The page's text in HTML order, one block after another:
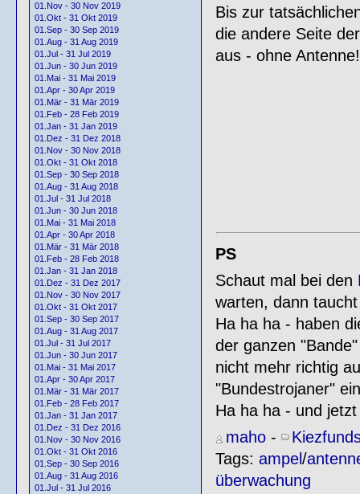
01.Nov - 30 Nov 2019
01.Okt - 31 Okt 2019
01.Sep - 30 Sep 2019
01.Aug - 31 Aug 2019
01.Jul - 31 Jul 2019
01.Jun - 30 Jun 2019
01.Mai - 31 Mai 2019
01.Apr - 30 Apr 2019
01.Mär - 31 Mär 2019
01.Feb - 28 Feb 2019
01.Jan - 31 Jan 2019
01.Dez - 31 Dez 2018
01.Nov - 30 Nov 2018
01.Okt - 31 Okt 2018
01.Sep - 30 Sep 2018
01.Aug - 31 Aug 2018
01.Jul - 31 Jul 2018
01.Jun - 30 Jun 2018
01.Mai - 31 Mai 2018
01.Apr - 30 Apr 2018
01.Mär - 31 Mär 2018
01.Feb - 28 Feb 2018
01.Jan - 31 Jan 2018
01.Dez - 31 Dez 2017
01.Nov - 30 Nov 2017
01.Okt - 31 Okt 2017
01.Sep - 30 Sep 2017
01.Aug - 31 Aug 2017
01.Jul - 31 Jul 2017
01.Jun - 30 Jun 2017
01.Mai - 31 Mai 2017
01.Apr - 30 Apr 2017
01.Mär - 31 Mär 2017
01.Feb - 28 Feb 2017
01.Jan - 31 Jan 2017
01.Dez - 31 Dez 2016
01.Nov - 30 Nov 2016
01.Okt - 31 Okt 2016
01.Sep - 30 Sep 2016
01.Aug - 31 Aug 2016
01.Jul - 31 Jul 2016
Bis zur
die andere Seite
aus - ohne Antenne!
PS
Schaut mal bei den
warten, dann
Ha ha ha - haben
der ganzen
nicht mehr richtig
"Bundestrojaner"
Ha ha ha - und
maho-
Tags: ampel/
überwachung